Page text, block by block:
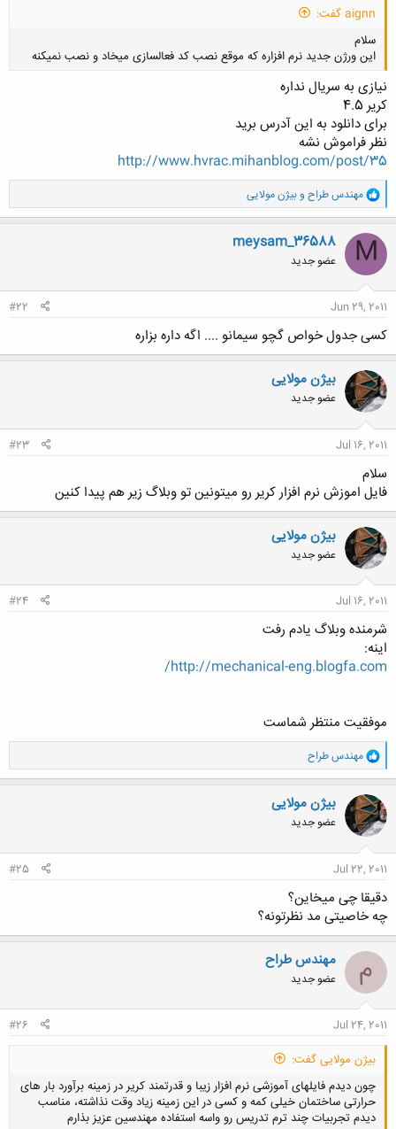
aignn گفت:
سلام
این ورژن جدید نرم افزاره که موقع نصب کد فعالسازی میخاد و نصب نمیکنه
کلیک کنید تا باز شود...
نیازی به سریال نداره
کریر 4.5
برای دانلود به این آدرس برید
نظر فراموش نشه
http://www.hvrac.mihanblog.com/post/35
و
ا
ک
ن
ش
ه
ا
مهندس طراح و بیژن مولایی
M
meysam_36588
عضو جدید
Jun 29, 2011
#22
کسی جدول خواص گچو سیمانو .... اگه داره بزاره
بیژن مولایی
عضو جدید
Jul 16, 2011
#23
سلام
فایل اموزش نرم افزار کریر رو میتونین تو وبلاگ زیر هم پیدا کنین
بیژن مولایی
عضو جدید
Jul 16, 2011
#24
شرمنده وبلاگ یادم رفت
اینه:
http://mechanical-eng.blogfa.com/
موفقیت منتظر شماست
و
ا
ک
ن
ش
ه
ا
مهندس طراح
بیژن مولایی
عضو جدید
Jul 22, 2011
#25
دقیقا چی میخاین؟
چه خاصیتی مد نظرتونه؟
م مهندس طراح
عضو جدید
Jul 24, 2011
#26
بیژن مولایی گفت:
چون دیدم فایلهای آموزشی نرم افزار زیبا و قدرتمند کریر در زمینه برآورد بار های
حرارتی ساختمان خیلی کمه و کسی در این زمینه زیاد وقت نذاشته، مناسب
دیدم تجربیات چند ترم تدریس رو واسه استفاده مهندسین عزیز بذارم